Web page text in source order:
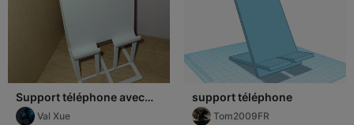
Support téléphone avec
réhausse (14 cm)
Val Xue
support téléphone
Tom2009FR